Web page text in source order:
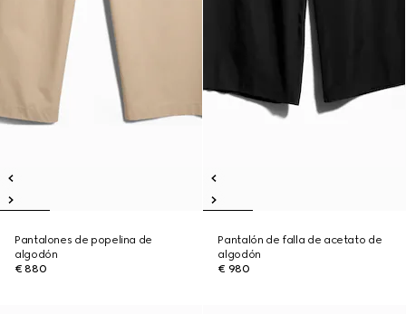
Pantalones de popelina de
algodón
€ 880
Pantalón de falla de acetato de
algodón
€ 980